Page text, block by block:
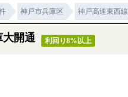
神戸市兵庫区 神戸高速東西線
大開通 利回り8%以上